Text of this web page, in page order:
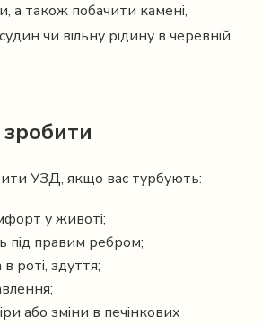
а також побачити камені,
чи вільну рідину в черевній
УЗД, якщо вас турбують:
у животі;
під правим ребром;
роті, здуття;
або зміни в печінкових